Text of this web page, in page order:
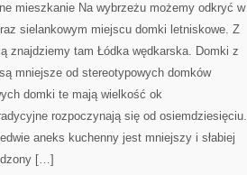
PRACĘ
W
CELU
WSZELKIEGO
RODZAJU
PRZYBORY
JAK
TEŻ
URZĄDZENIA
mieszkanie Na wybrzeżu możemy odkryć w
sielankowym miejscu domki letniskowe. Z
znajdziemy tam Łódka wędkarska. Domki z
mniejsze od stereotypowych domków
domki te mają wielkość ok
rozpoczynają się od osiemdziesięciu.
aneks kuchenny jest mniejszy i słabiej
[…]